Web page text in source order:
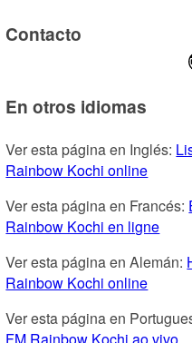
Contacto
En otros idiomas
Ver esta página en Inglés:
Rainbow Kochi online
Ver esta página en Francés:
Rainbow Kochi en ligne
Ver esta página en Alemán:
Rainbow Kochi online
Ver esta página en
FM Rainbow Kochi ao vivo